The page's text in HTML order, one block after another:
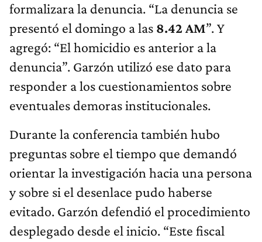
formalizara la denuncia. “La denuncia se
presentó el domingo a las 8.42 AM”. Y
agregó: “El homicidio es anterior a la
denuncia”. Garzón utilizó ese dato para
responder a los cuestionamientos sobre
eventuales demoras institucionales.
Durante la conferencia también hubo
preguntas sobre el tiempo que demandó
orientar la investigación hacia una persona
y sobre si el desenlace pudo haberse
evitado. Garzón defendió el procedimiento
desplegado desde el inicio. “Este fiscal